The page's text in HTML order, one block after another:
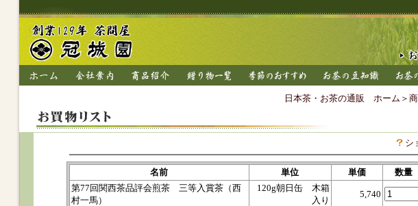
日本茶・お茶の通販 ホーム ＞
シ
名前 単位 単価
数量
第77回関西茶品評会煎茶 三等入賞茶（西
村一馬）
120g朝日缶 木箱
入り
5,740